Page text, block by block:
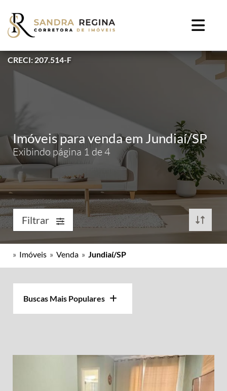
CRECI: 207.514-F
Imóveis para venda em Jundiaí/SP
Exibindo página 1 de 4
Filtrar
» Imóveis » Venda » Jundiaí/SP
Buscas Mais Populares